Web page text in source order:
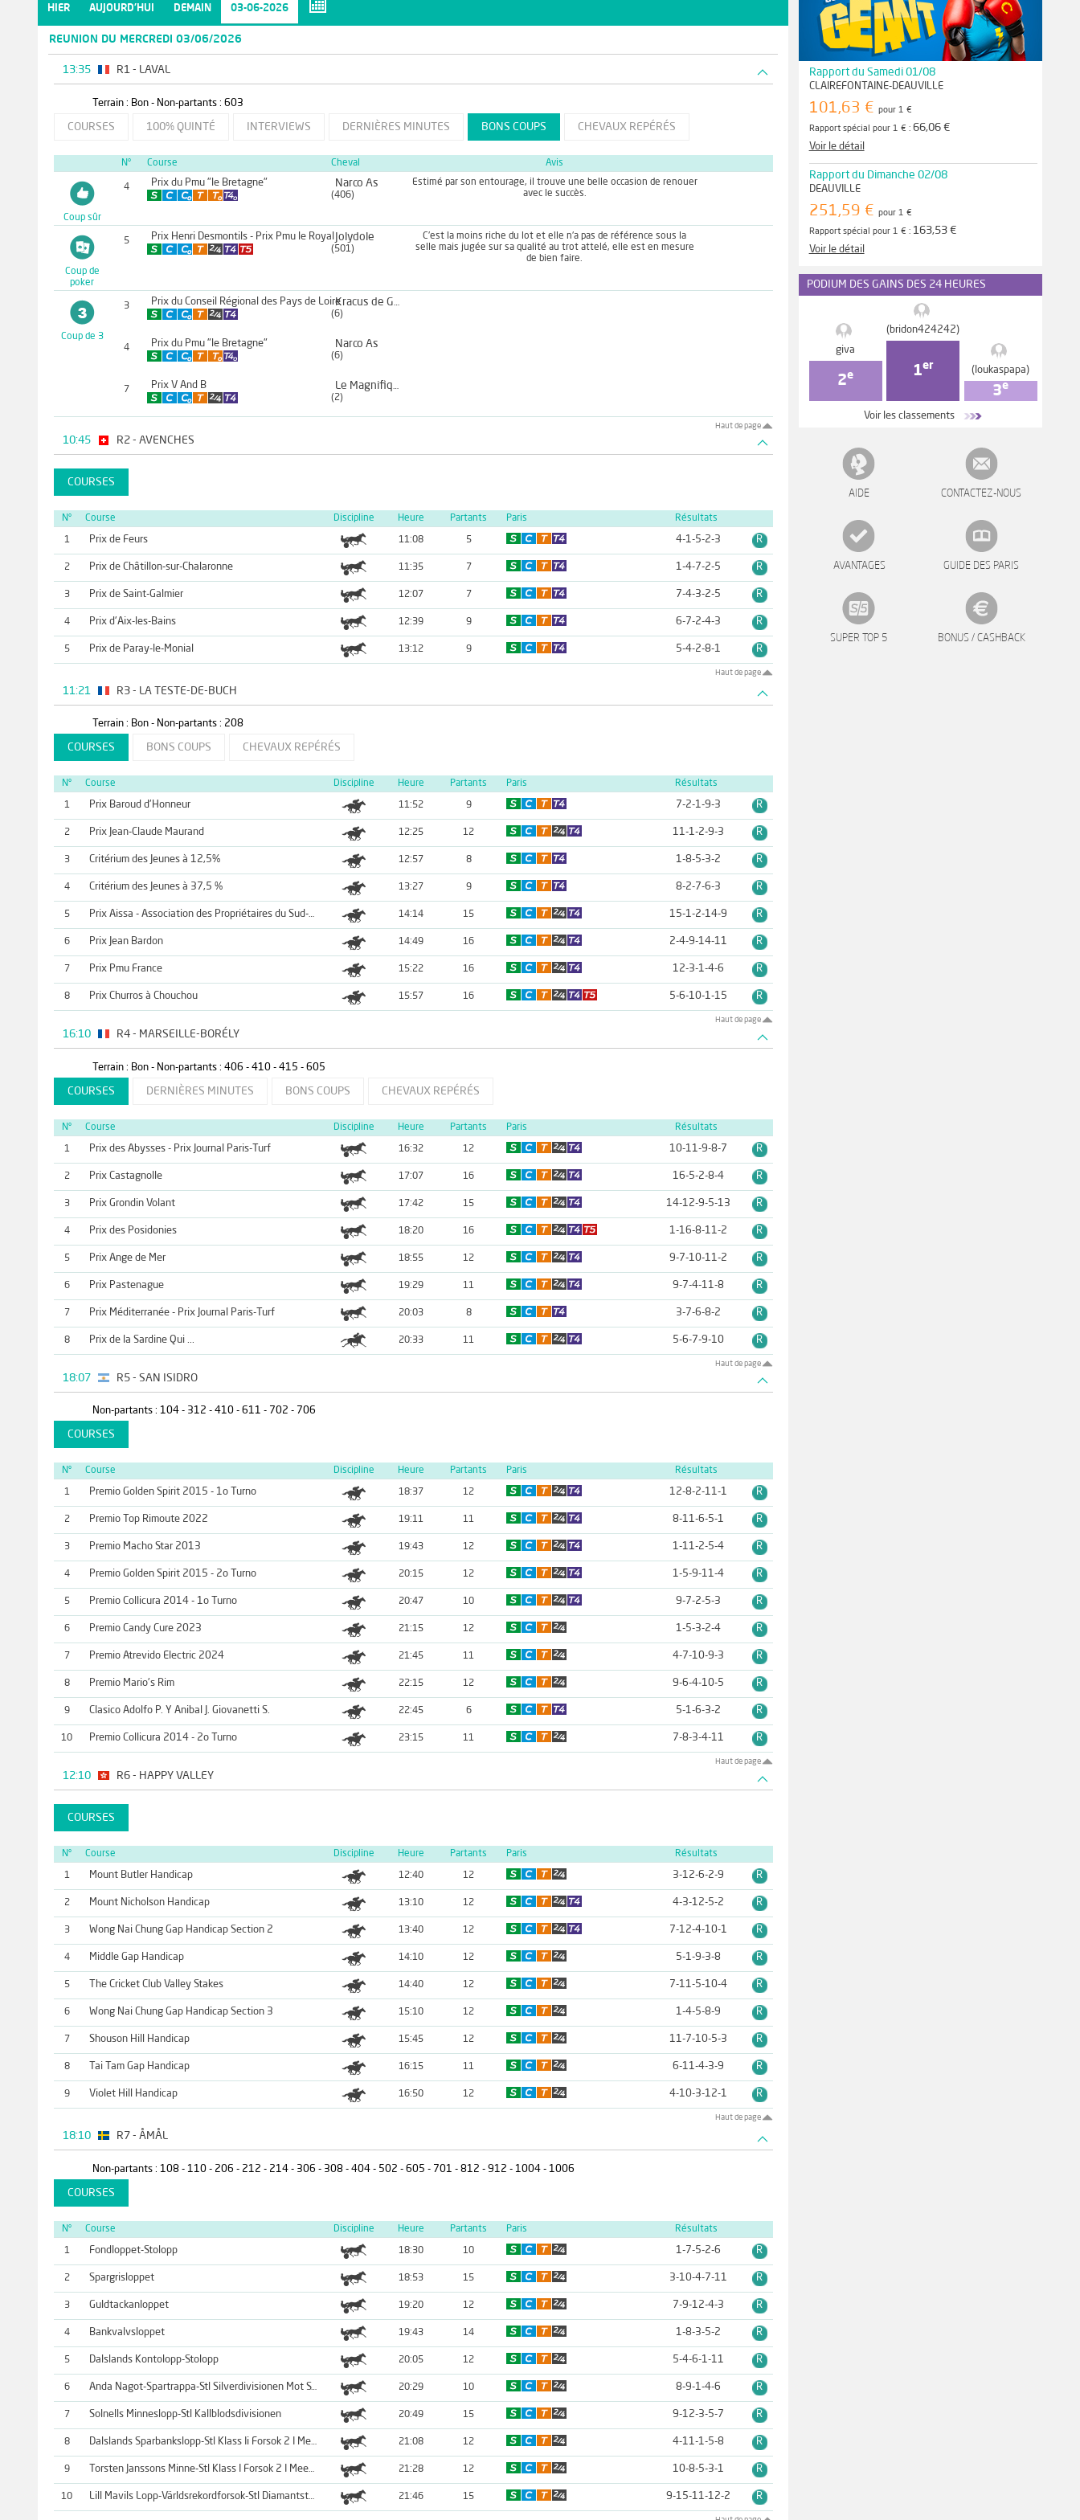
HIER AUJOURD'HUI DEMAIN 03-06-2026
REUNION DU MERCREDI 03/06/2026
13:35 R1 - LAVAL
Terrain : Bon - Non-partants : 603
COURSES 100% QUINTÉ INTERVIEWS DERNIÈRES MINUTES BONS COUPS CHEVAUX REPÉRÉS
N° Course Cheval Avis
Coup sûr
4 Prix du Pmu "le Bretagne" Narco As
(406)
Estimé par son entourage, il trouve une belle occasion de renouer
avec le succès.
Coup de
poker
5 Prix Henri Desmontils - Prix Pmu le Royal Jolydole
(501)
C'est la moins riche du lot et elle n'a pas de référence sous la
selle mais jugée sur sa qualité au trot attelé, elle est en mesure
de bien faire.
Coup de 3
3 Prix du Conseil Régional des Pays de Loire
Kracus de Guez
(6)
4 Prix du Pmu "le Bretagne" Narco As
(6)
7 Prix V And B
Le Magnifique
(2)
Haut de page
10:45 R2 - AVENCHES
COURSES
N° Course Discipline Heure Partants Paris Résultats
1 Prix de Feurs 11:08 5 4-1-5-2-3 R
2 Prix de Châtillon-sur-Chalaronne 11:35 7 1-4-7-2-5 R
3 Prix de Saint-Galmier 12:07 7 7-4-3-2-5 R
4 Prix d'Aix-les-Bains 12:39 9 6-7-2-4-3 R
5 Prix de Paray-le-Monial 13:12 9 5-4-2-8-1 R
Haut de page
11:21 R3 - LA TESTE-DE-BUCH
Terrain : Bon - Non-partants : 208
COURSES BONS COUPS CHEVAUX REPÉRÉS
N° Course Discipline Heure Partants Paris Résultats
1 Prix Baroud d'Honneur 11:52 9 7-2-1-9-3 R
2 Prix Jean-Claude Maurand 12:25 12 11-1-2-9-3 R
3 Critérium des Jeunes à 12,5% 12:57 8 1-8-5-3-2 R
4 Critérium des Jeunes à 37,5 % 13:27 9 8-2-7-6-3 R
5 Prix Aissa - Association des Propriétaires du Sud-Ouest 14:14 15 15-1-2-14-9 R
6 Prix Jean Bardon 14:49 16 2-4-9-14-11 R
7 Prix Pmu France 15:22 16 12-3-1-4-6 R
8 Prix Churros à Chouchou 15:57 16 5-6-10-1-15 R
Haut de page
16:10 R4 - MARSEILLE-BORÉLY
Terrain : Bon - Non-partants : 406 - 410 - 415 - 605
COURSES DERNIÈRES MINUTES BONS COUPS CHEVAUX REPÉRÉS
N° Course Discipline Heure Partants Paris Résultats
1 Prix des Abysses - Prix Journal Paris-Turf 16:32 12 10-11-9-8-7 R
2 Prix Castagnolle 17:07 16 16-5-2-8-4 R
3 Prix Grondin Volant 17:42 15 14-12-9-5-13 R
4 Prix des Posidonies 18:20 16 1-16-8-11-2 R
5 Prix Ange de Mer 18:55 12 9-7-10-11-2 R
6 Prix Pastenague 19:29 11 9-7-4-11-8 R
7 Prix Méditerranée - Prix Journal Paris-Turf 20:03 8 3-7-6-8-2 R
8 Prix de la Sardine Qui ... 20:33 11 5-6-7-9-10 R
Haut de page
18:07 R5 - SAN ISIDRO
Non-partants : 104 - 312 - 410 - 611 - 702 - 706
COURSES
N° Course Discipline Heure Partants Paris Résultats
1 Premio Golden Spirit 2015 - 1o Turno 18:37 12 12-8-2-11-1 R
2 Premio Top Rimoute 2022 19:11 11 8-11-6-5-1 R
3 Premio Macho Star 2013 19:43 12 1-11-2-5-4 R
4 Premio Golden Spirit 2015 - 2o Turno 20:15 12 1-5-9-11-4 R
5 Premio Collicura 2014 - 1o Turno 20:47 10 9-7-2-5-3 R
6 Premio Candy Cure 2023 21:15 12 1-5-3-2-4 R
7 Premio Atrevido Electric 2024 21:45 11 4-7-10-9-3 R
8 Premio Mario's Rim 22:15 12 9-6-4-10-5 R
9 Clasico Adolfo P. Y Anibal J. Giovanetti S. 22:45 6 5-1-6-3-2 R
10 Premio Collicura 2014 - 2o Turno 23:15 11 7-8-3-4-11 R
Haut de page
12:10 R6 - HAPPY VALLEY
COURSES
N° Course Discipline Heure Partants Paris Résultats
1 Mount Butler Handicap 12:40 12 3-12-6-2-9 R
2 Mount Nicholson Handicap 13:10 12 4-3-12-5-2 R
3 Wong Nai Chung Gap Handicap Section 2 13:40 12 7-12-4-10-1 R
4 Middle Gap Handicap 14:10 12 5-1-9-3-8 R
5 The Cricket Club Valley Stakes 14:40 12 7-11-5-10-4 R
6 Wong Nai Chung Gap Handicap Section 3 15:10 12 1-4-5-8-9 R
7 Shouson Hill Handicap 15:45 12 11-7-10-5-3 R
8 Tai Tam Gap Handicap 16:15 11 6-11-4-3-9 R
9 Violet Hill Handicap 16:50 12 4-10-3-12-1 R
Haut de page
18:10 R7 - ÅMÅL
Non-partants : 108 - 110 - 206 - 212 - 214 - 306 - 308 - 404 - 502 - 605 - 701 - 812 - 912 - 1004 - 1006
COURSES
N° Course Discipline Heure Partants Paris Résultats
1 Fondloppet-Stolopp 18:30 10 1-7-5-2-6 R
2 Spargrisloppet 18:53 15 3-10-4-7-11 R
3 Guldtackanloppet 19:20 12 7-9-12-4-3 R
4 Bankvalvsloppet 19:43 14 1-8-3-5-2 R
5 Dalslands Kontolopp-Stolopp 20:05 12 5-4-6-1-11 R
6 Anda Nagot-Spartrappa-Stl Silverdivisionen Mot Stl Gulddivisione 20:29 10 8-9-1-4-6 R
7 Solnells Minneslopp-Stl Kallblodsdivisionen 20:49 15 9-12-3-5-7 R
8 Dalslands Sparbankslopp-Stl Klass Ii Forsok 2 I Meeting 4-Final 21:08 12 4-11-1-5-8 R
9 Torsten Janssons Minne-Stl Klass I Forsok 2 I Meeting 4-Final Be 21:28 12 10-8-5-3-1 R
10 Lill Mavils Lopp-Världsrekordforsok-Stl Diamantstoet Forsok 1 I 21:46 15 9-15-11-12-2 R
Rapport du Samedi 01/08
CLAIREFONTAINE-DEAUVILLE
101,63 € pour 1 €
Rapport spécial pour 1 € : 66,06 €
Voir le détail
Rapport du Dimanche 02/08
DEAUVILLE
251,59 € pour 1 €
Rapport spécial pour 1 € : 163,53 €
Voir le détail
PODIUM DES GAINS DES 24 HEURES
giva
2e
(bridon424242)
1er (loukaspapa)
3e
Voir les classements
AIDE CONTACTEZ-NOUS
AVANTAGES GUIDE DES PARIS
SUPER TOP 5 BONUS / CASHBACK